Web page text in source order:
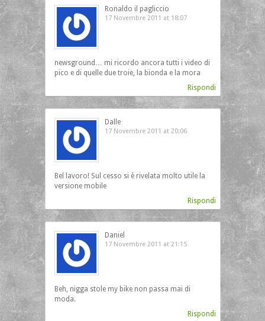
Ronaldo il pagliccio
17 Novembre 2011 at 18:07
newsground… mi ricordo ancora tutti i video di
pico e di quelle due troie, la bionda e la mora
Rispondi
Dalle
17 Novembre 2011 at 20:06
Bel lavoro! Sul cesso si è rivelata molto utile la
versione mobile
Rispondi
Daniel
17 Novembre 2011 at 21:15
Beh, nigga stole my bike non passa mai di
moda.
Rispondi